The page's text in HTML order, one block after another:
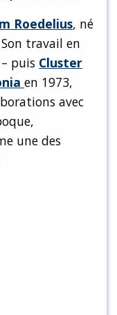
Roedelius, né
travail en
– puis Cluster
en 1973,
avec
une des